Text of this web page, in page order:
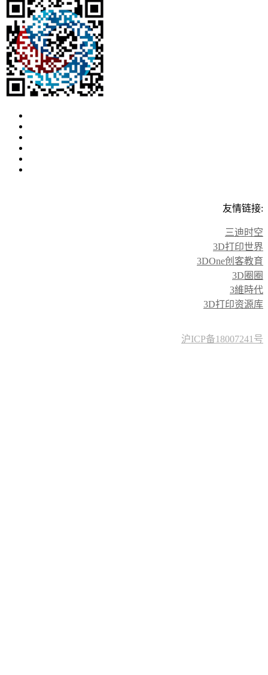
友情链接:
三迪时空
3D打印世界
3DOne创客教育
3D圈圈
3維時代
3D打印资源库
沪ICP备18007241号